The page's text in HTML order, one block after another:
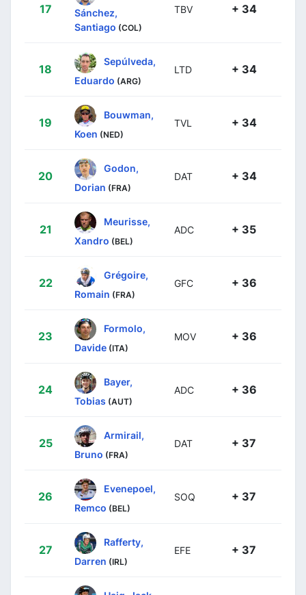
17
Sánchez,
Santiago (COL)
TBV + 34
18
Sepúlveda,
Eduardo (ARG)
LTD + 34
19
Bouwman,
Koen (NED)
TVL + 34
20
Godon,
Dorian (FRA)
DAT + 34
21
Meurisse,
Xandro (BEL)
ADC + 35
22
Grégoire,
Romain (FRA)
GFC + 36
23
Formolo,
Davide (ITA)
MOV + 36
24
Bayer,
Tobias (AUT)
ADC + 36
25
Armirail,
Bruno (FRA)
DAT + 37
26
Evenepoel,
Remco (BEL)
SOQ + 37
27
Rafferty,
Darren (IRL)
EFE + 37